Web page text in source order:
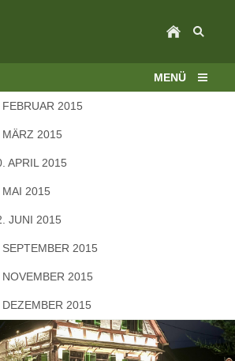
MENÜ
2015
MÄRZ 2015
APRIL 2015
MAI 2015
JUNI 2015
2015
2015
2015